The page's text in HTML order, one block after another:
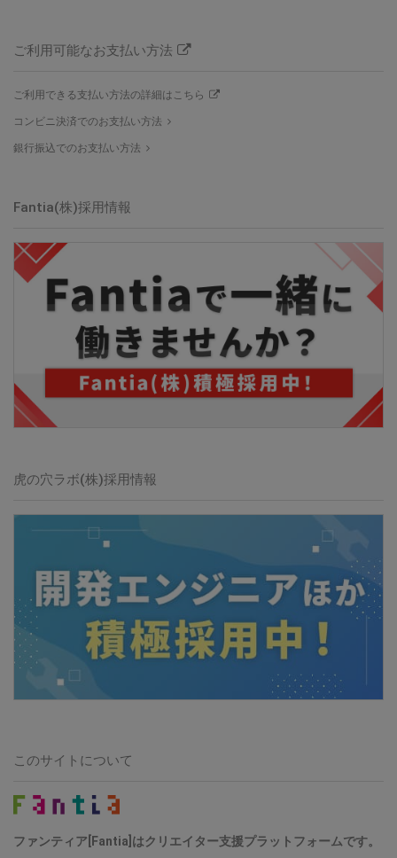
ご利用可能なお支払い方法
ご利用できる支払い方法の詳細はこちら
コンビニ決済でのお支払い方法
銀行振込でのお支払い方法
Fantia(株)採用情報
虎の穴ラボ(株)採用情報
このサイトについて
ファンティア[Fantia]はクリエイター支援プラットフォームです。